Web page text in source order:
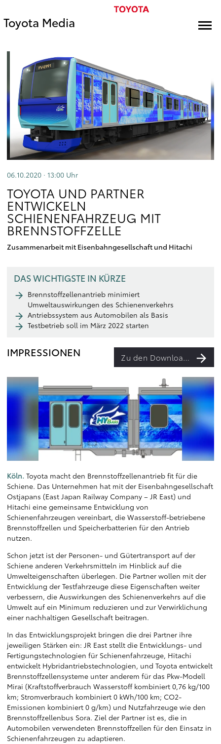
Toyota Media
06.10.2020 · 13:00 Uhr
TOYOTA UND PARTNER
ENTWICKELN
SCHIENENFAHRZEUG MIT
BRENNSTOFFZELLE
Zusammenarbeit mit Eisenbahngesellschaft und Hitachi
DAS WICHTIGSTE IN KÜRZE
Brennstoffzellenantrieb minimiert
Umweltauswirkungen des Schienenverkehrs
Antriebssystem aus Automobilen als Basis
Testbetrieb soll im März 2022 starten
IMPRESSIONEN Zu den Downloads
Köln. Toyota macht den Brennstoffzellenantrieb fit für die
Schiene. Das Unternehmen hat mit der Eisenbahngesellschaft
Ostjapans (East Japan Railway Company – JR East) und
Hitachi eine gemeinsame Entwicklung von
Schienenfahrzeugen vereinbart, die Wasserstoff-betriebene
Brennstoffzellen und Speicherbatterien für den Antrieb
nutzen.
Schon jetzt ist der Personen- und Gütertransport auf der
Schiene anderen Verkehrsmitteln im Hinblick auf die
Umwelteigenschaften überlegen. Die Partner wollen mit der
Entwicklung der Testfahrzeuge diese Eigenschaften weiter
verbessern, die Auswirkungen des Schienenverkehrs auf die
Umwelt auf ein Minimum reduzieren und zur Verwirklichung
einer nachhaltigen Gesellschaft beitragen.
In das Entwicklungsprojekt bringen die drei Partner ihre
jeweiligen Stärken ein: JR East stellt die Entwicklungs- und
Fertigungstechnologien für Schienenfahrzeuge, Hitachi
entwickelt Hybridantriebstechnologien, und Toyota entwickelt
Brennstoffzellensysteme unter anderem für das Pkw-Modell
Mirai (Kraftstoffverbrauch Wasserstoff kombiniert 0,76 kg/100
km; Stromverbrauch kombiniert 0 kWh/100 km; CO2-
Emissionen kombiniert 0 g/km) und Nutzfahrzeuge wie den
Brennstoffzellenbus Sora. Ziel der Partner ist es, die in
Automobilen verwendeten Brennstoffzellen für den Einsatz in
Schienenfahrzeugen zu adaptieren.